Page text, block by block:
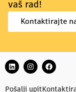
vaš rad!
Kontaktirajte
Pošalji upit